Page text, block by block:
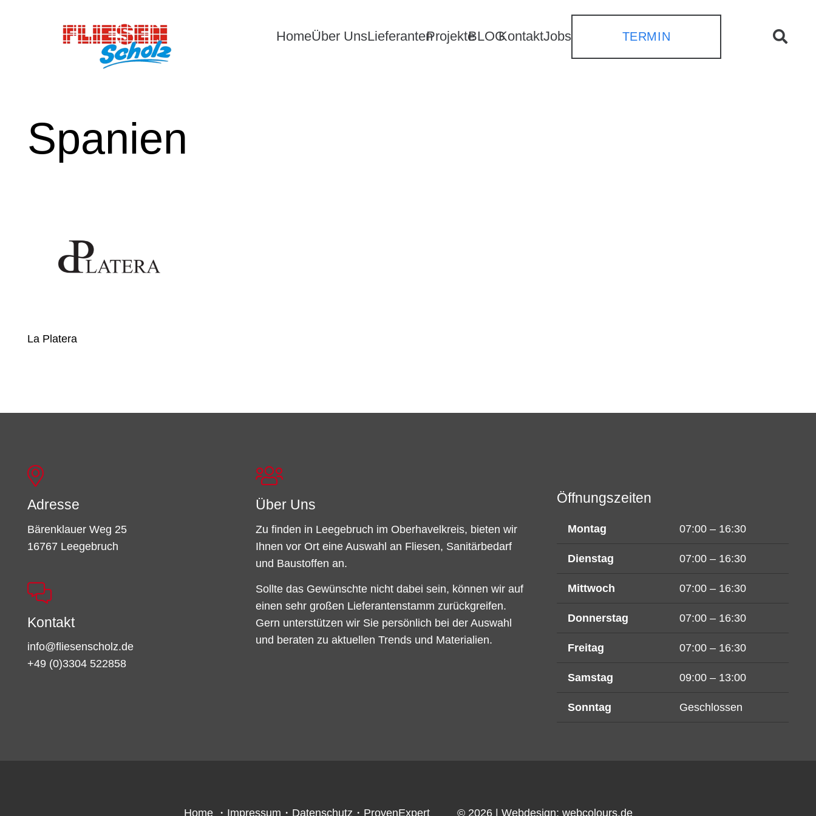
HomeÜber UnsLieferantenProjekteBLOGKontaktJobs TERMIN
Spanien
La Platera
Adresse
Bärenklauer Weg 25
16767 Leegebruch
Kontakt
info@fliesenscholz.de
+49 (0)3304 522858
Über Uns
Zu finden in Leegebruch im Oberhavelkreis, bieten wir
Ihnen vor Ort eine Auswahl an Fliesen, Sanitärbedarf
und Baustoffen an.
Sollte das Gewünschte nicht dabei sein, können wir auf
einen sehr großen Lieferantenstamm zurückgreifen.
Gern unterstützen wir Sie persönlich bei der Auswahl
und beraten zu aktuellen Trends und Materialien.
Öffnungszeiten
Montag 07:00 – 16:30
Dienstag 07:00 – 16:30
Mittwoch 07:00 – 16:30
Donnerstag 07:00 – 16:30
Freitag 07:00 – 16:30
Samstag 09:00 – 13:00
Sonntag Geschlossen
Home ・ Impressum ・ Datenschutz ・ ProvenExpert © 2026 | Webdesign: webcolours.de